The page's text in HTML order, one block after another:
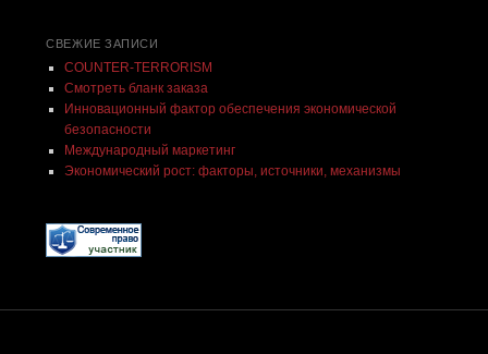
СВЕЖИЕ ЗАПИСИ
COUNTER-TERRORISM
Смотреть бланк заказа
Инновационный фактор обеспечения экономической
безопасности
Международный маркетинг
Экономический рост: факторы, источники, механизмы